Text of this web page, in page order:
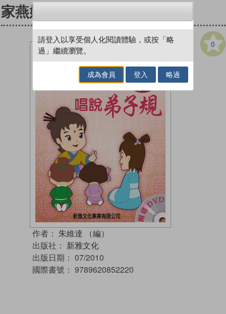
家燕媽媽說唱弟子規
0
作者： 朱維達 （編）
出版社： 新雅文化
出版日期： 07/2010
國際書號： 9789620852220
請登入以享受個人化閱讀體驗，或按「略
過」繼續瀏覽。
成為會員 登入 略過